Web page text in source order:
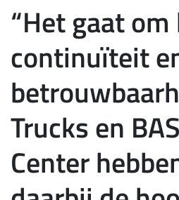
“Het gaat
continuïteit
Trucks en
Center